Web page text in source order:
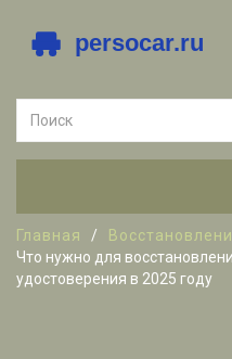
Главная
Что нужно для
удостоверения в 2025 году